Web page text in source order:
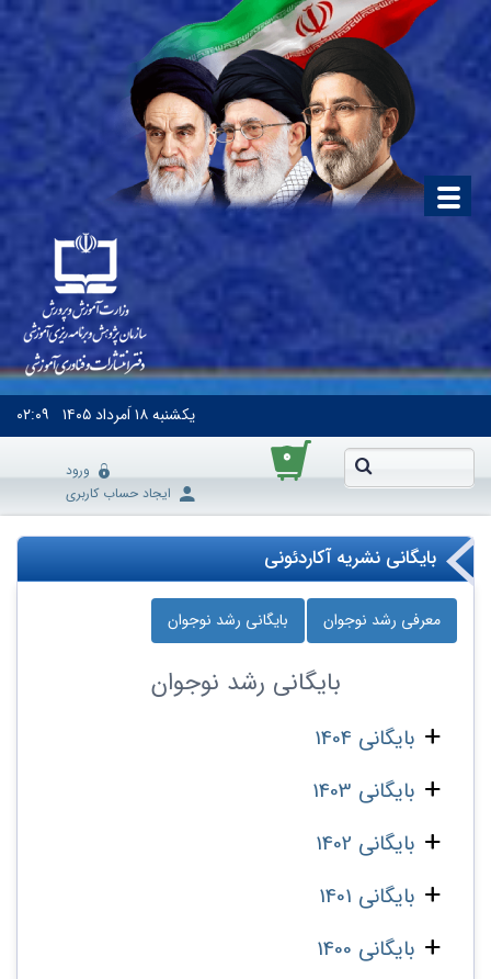
یکشنبه۱۸ اَمرداد ۱۴۰۵ ۰۲:۰۹
۰
ورود
ایجاد حساب کاربری
بایگانی نشریه آکاردئونی
معرفی رشد نوجوان بایگانی رشد نوجوان
بایگانی رشد نوجوان
بایگانی 1404
بایگانی 1403
بایگانی 1402
بایگانی 1401
بایگانی 1400